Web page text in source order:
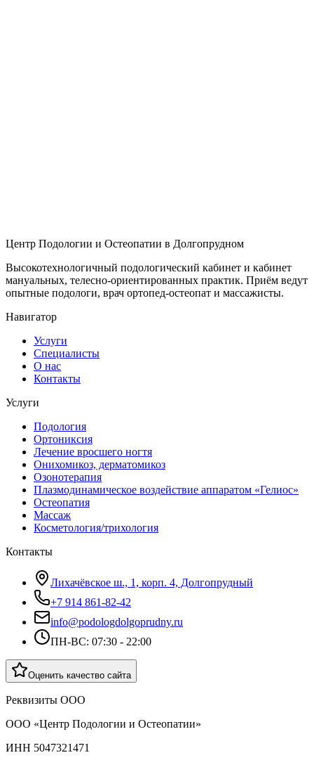
Центр Подологии и Остеопатии в Долгопрудном
Высокотехнологичный подологический кабинет и кабинет
мануальных, телесно-ориентированных практик. Приём ведут
опытные подологи, врач ортопед-остеопат и массажисты.
Навигатор
Услуги
Специалисты
О нас
Контакты
Услуги
Подология
Ортониксия
Лечение вросшего ногтя
Онихомикоз, дерматомикоз
Озонотерапия
Плазмодинамическое воздействие аппаратом «Гелиос»
Остеопатия
Массаж
Косметология/трихология
Контакты
Лихачёвское ш., 1, корп. 4, Долгопрудный
+7 914 861-82-42
info@podologdolgoprudny.ru
ПН-ВС: 07:30 - 22:00
Оценить качество сайта
Реквизиты ООО
ООО «Центр Подологии и Остеопатии»
ИНН 5047321471